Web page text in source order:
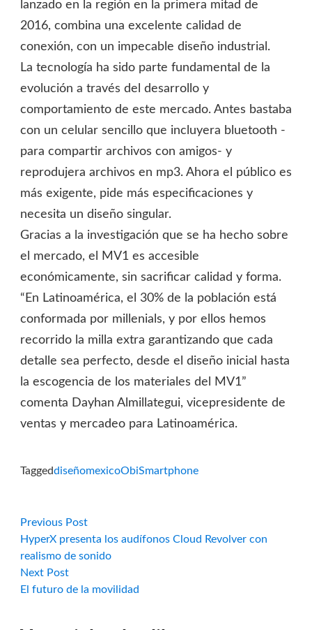
lanzado en la región en la primera mitad de
2016, combina una excelente calidad de
conexión, con un impecable diseño industrial.
La tecnología ha sido parte fundamental de la
evolución a través del desarrollo y
comportamiento de este mercado. Antes bastaba
con un celular sencillo que incluyera bluetooth -
para compartir archivos con amigos- y
reprodujera archivos en mp3. Ahora el público es
más exigente, pide más especificaciones y
necesita un diseño singular.
Gracias a la investigación que se ha hecho sobre
el mercado, el MV1 es accesible
económicamente, sin sacrificar calidad y forma.
“En Latinoamérica, el 30% de la población está
conformada por millenials, y por ellos hemos
recorrido la milla extra garantizando que cada
detalle sea perfecto, desde el diseño inicial hasta
la escogencia de los materiales del MV1”
comenta Dayhan Almillategui, vicepresidente de
ventas y mercadeo para Latinoamérica.
TaggeddiseñomexicoObiSmartphone
Navegación
de
entradas
Previous PostPrevious
post:
HyperX presenta los audífonos Cloud Revolver con
realismo de sonido
Next PostNext
post:
El futuro de la movilidad